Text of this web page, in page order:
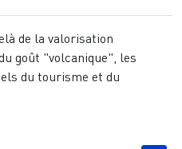
de la valorisation
goût "volcanique", les
du tourisme et du